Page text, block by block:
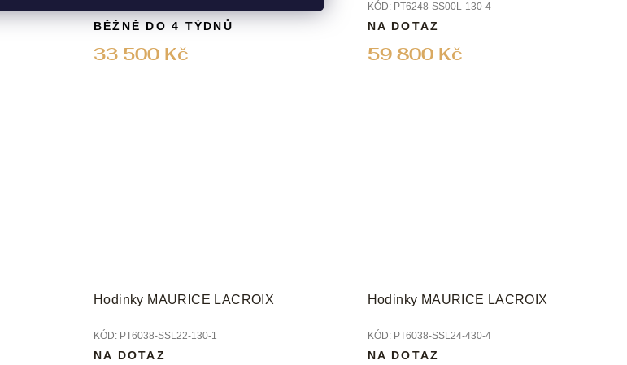
33 500 Kč
BĚŽNĚ DO 4 TÝDNŮ
KÓD: PT6248-SS00L-130-4
59 800 Kč
NA DOTAZ
Hodinky MAURICE LACROIX
KÓD: PT6038-SSL22-130-1
NA DOTAZ
Hodinky MAURICE LACROIX
KÓD: PT6038-SSL24-430-4
NA DOTAZ